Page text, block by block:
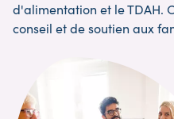
d'alimentation et le TDAH.
conseil et de soutien aux